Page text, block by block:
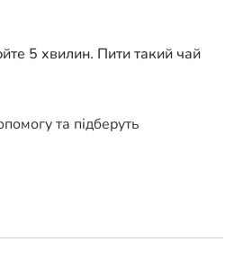
5 хвилин. Пити такий чай
та підберуть